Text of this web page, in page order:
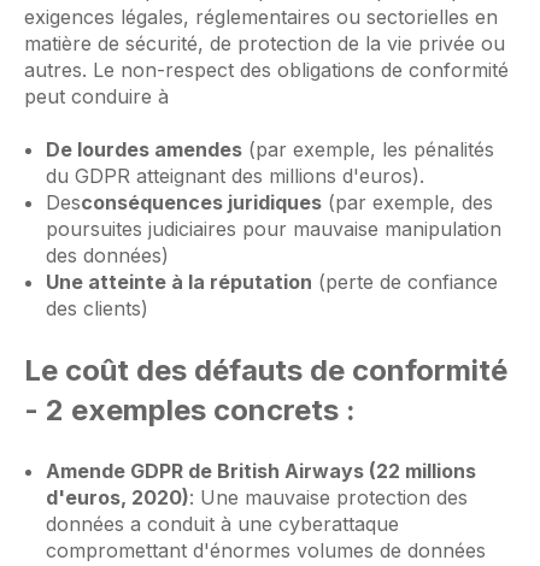
exigences légales, réglementaires ou sectorielles en
matière de sécurité, de protection de la vie privée ou
autres. Le non-respect des obligations de conformité
peut conduire à
De lourdes amendes(par exemple, les pénalités
du GDPR atteignant des millions d'euros).
Desconséquences juridiques(par exemple, des
poursuites judiciaires pour mauvaise manipulation
des données)
Une atteinte à la réputation (perte de confiance
des clients)
Le coût des défauts de conformité
- 2 exemples concrets :
Amende GDPR de British Airways (22 millions
d'euros, 2020): Une mauvaise protection des
données a conduit à une cyberattaque
compromettant d'énormes volumes de données